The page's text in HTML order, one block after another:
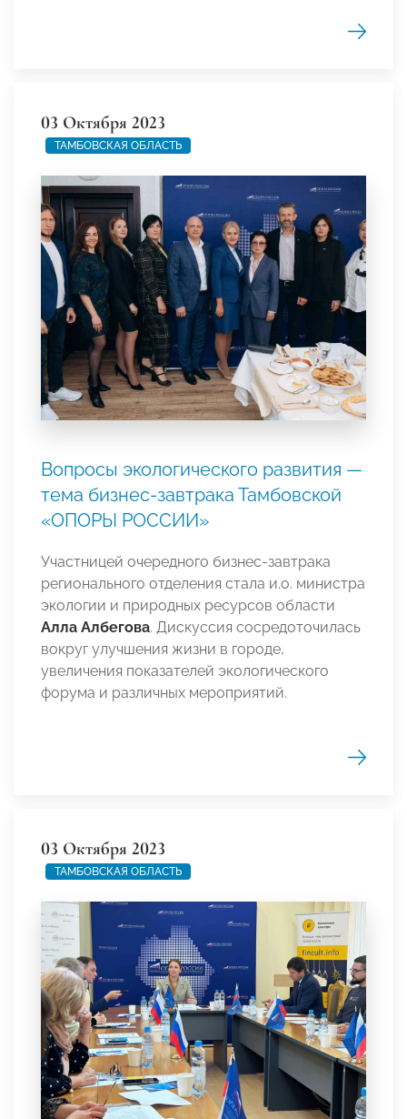
03 Октября 2023
ТАМБОВСКАЯ ОБЛАСТЬ
Вопросы экологического развития —
тема бизнес-завтрака Тамбовской
«ОПОРЫ РОССИИ»
Участницей очередного бизнес-завтрака
регионального отделения стала и.о. министра
экологии и природных ресурсов области
Алла Албегова. Дискуссия сосредоточилась
вокруг улучшения жизни в городе,
увеличения показателей экологического
форума и различных мероприятий.
03 Октября 2023
ТАМБОВСКАЯ ОБЛАСТЬ